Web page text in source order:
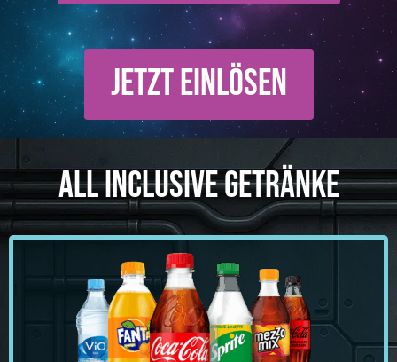
JETZT EINLÖSEN
ALL INCLUSIVE GETRÄNKE